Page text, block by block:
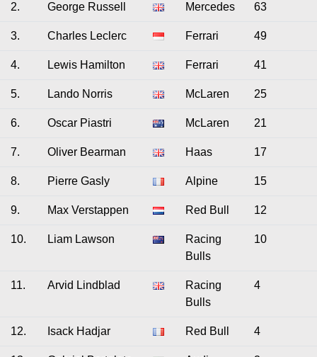
2. George Russell Mercedes 63
3. Charles Leclerc Ferrari 49
4. Lewis Hamilton Ferrari 41
5. Lando Norris McLaren 25
6. Oscar Piastri McLaren 21
7. Oliver Bearman Haas 17
8. Pierre Gasly Alpine 15
9. Max Verstappen Red Bull 12
10. Liam Lawson
Racing
Bulls
10
11. Arvid Lindblad
Racing
Bulls
4
12. Isack Hadjar Red Bull 4